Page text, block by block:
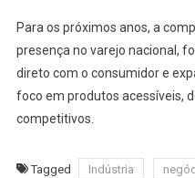
Para os próximos anos, a
presença no varejo nacional,
direto com o consumidor e
foco em produtos acessíveis,
competitivos.
Tagged Indústria